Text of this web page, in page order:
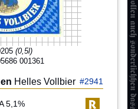
(0,5l)
001361
Helles Vollbier #2941
5,1%